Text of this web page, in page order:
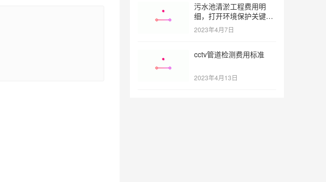
污水池清淤工程费用明
细，打开环境保护关键之
门 (污水池清淤工程报价
明细)
2023年4月7日
cctv管道检测费用标准
2023年4月13日